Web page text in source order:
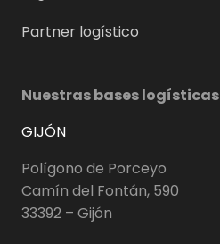
Partner logístico
Nuestras bases logísticas
GIJÓN
Polígono de Porceyo
Camín del Fontán, 590
33392 – Gijón